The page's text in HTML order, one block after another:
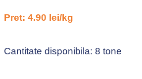
Pret: 4.90 lei/kg
Cantitate disponibila: 8 tone